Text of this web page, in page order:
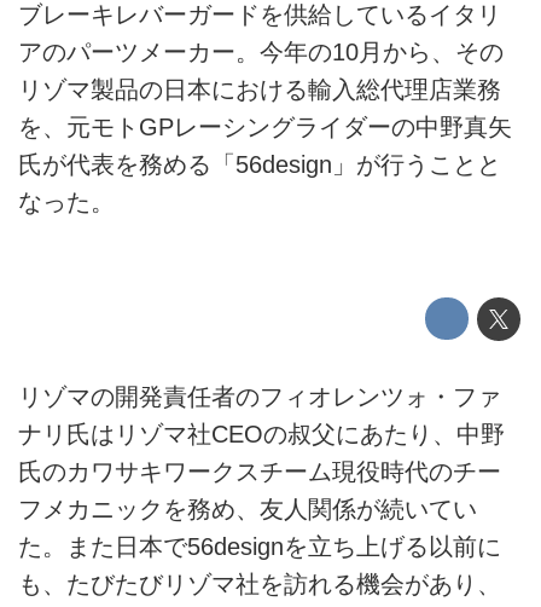
ブレーキレバーガードを供給しているイタリ
アのパーツメーカー。今年の10月から、その
リゾマ製品の日本における輸入総代理店業務
を、元モトGPレーシングライダーの中野真矢
氏が代表を務める「56design」が行うことと
なった。
リゾマの開発責任者のフィオレンツォ・ファ
ナリ氏はリゾマ社CEOの叔父にあたり、中野
氏のカワサキワークスチーム現役時代のチー
フメカニックを務め、友人関係が続いてい
た。また日本で56designを立ち上げる以前に
も、たびたびリゾマ社を訪れる機会があり、